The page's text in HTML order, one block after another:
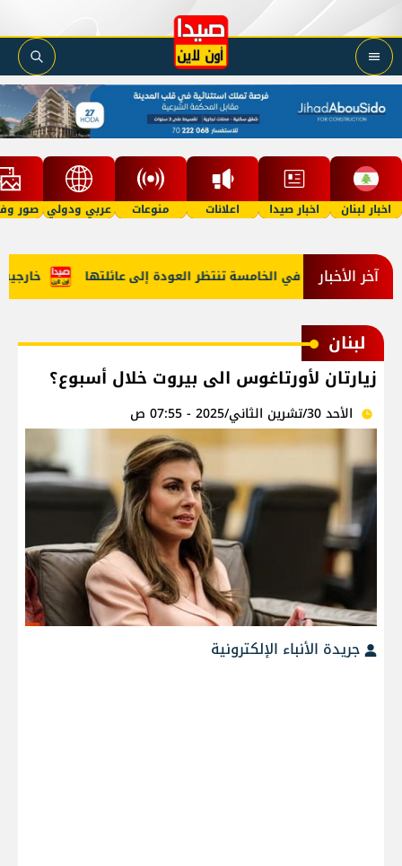
اخبار لبنان اخبار صيدا اعلانات منوعات عربي ودولي صور
آخر الأخبار خارجية طفلة في الخامسة تنتظر العودة إلى عائلتها
لبنان
زيارتان لأورتاغوس الى بيروت خلال أسبوع؟
الأحد 30/تشرين الثاني/2025 - 07:55 ص
جريدة الأنباء الإلكترونية